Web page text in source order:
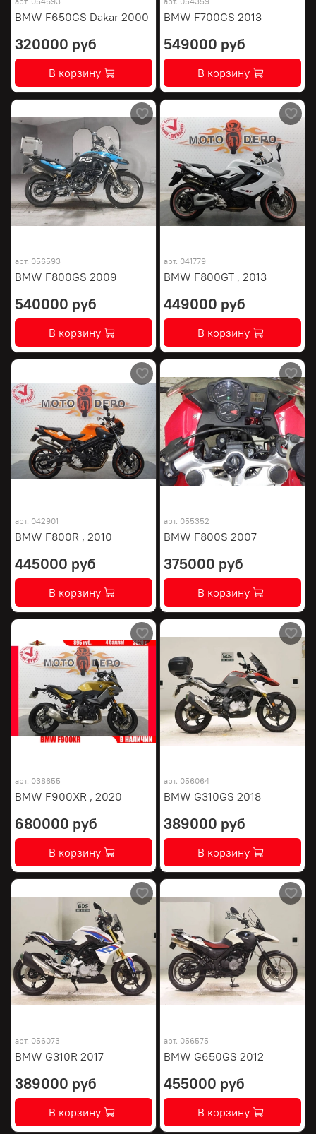
BMW F650GS Dakar 2000
320000 руб
В корзину
BMW F700GS 2013
549000 руб
В корзину
арт. 056593
BMW F800GS 2009
540000 руб
В корзину
арт. 041779
BMW F800GT , 2013
449000 руб
В корзину
арт. 042901
BMW F800R , 2010
445000 руб
В корзину
арт. 055352
BMW F800S 2007
375000 руб
В корзину
арт. 038655
BMW F900XR , 2020
680000 руб
В корзину
арт. 056064
BMW G310GS 2018
389000 руб
В корзину
арт. 056073
BMW G310R 2017
389000 руб
В корзину
арт. 056575
BMW G650GS 2012
455000 руб
В корзину